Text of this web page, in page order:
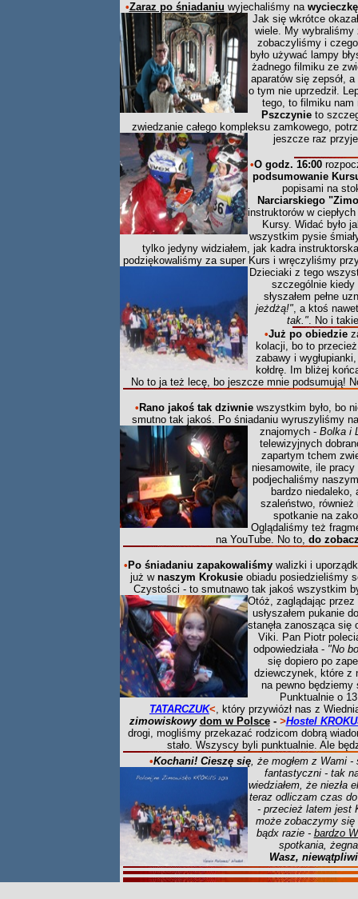
•Zaraz po śniadaniu wyjechaliśmy na
Jak się wkrótce
wiele. My
zobaczyliśmy i
było używać lampy
żadnego filmiku ze
aparatów się zepsół,
o tym nie uprzedził.
tego, to filmiku nam
Pszczynie to
zwiedzanie całego kompleksu zamkowego,
jeszcze raz
•O godz. 16:00
podsumowanie
popisami na
Narciarskiego
instruktorów w
Kursy. Widać było
wszystkim pysie
tylko jedyny widziałem, jak kadra
podziękowaliśmy za super Kurs i wręczyliśmy
Dzieciaki z tego
szczególnie kiedy
słyszałem pełne
jeżdżą!", a ktoś
tak.". No i
•Już po obiedzie
kolacji, bo to
zabawy i
kołdrę. Im bliżej
No to ja też lecę, bo jeszcze mnie podsumują!
• Rano jakoś tak dziwnie wszystkim było, bo
smutno tak jakoś. Po śniadaniu wyruszyliśmy na
znajomych - Bolka i
telewizyjnych
zapartym tchem
niesamowite, ile
podjechaliśmy
bardzo niedaleko,
szaleństwo, również
spotkanie na
Oglądaliśmy też
na YouTube. No to, do
• Po śniadaniu zapakowaliśmy walizki i
już w naszym Krokusie obiadu posiedzieliśmy
Czystości - to smutnawo tak jakoś wszystkim
Otóż, zaglądając
usłyszałem pukanie
stanęła zanosząca się
Viki. Pan Piotr
odpowiedziała - "No
się dopiero po
dziewczynek, które z
na pewno
Punktualnie o
TATARCZUK<, który przywiózł nas z
zimowiskowy dom w Polsce- >Hostel
drogi, mogliśmy przekazać rodzicom dobrą
stało. Wszyscy byli punktualnie. Ale
•Kochani! Cieszę się, że mogłem z Wami
fantastyczni - tak
wiedziałem, że niezła
teraz odliczam czas
- przecież latem jest
może zobaczymy
bądx razie - bardzo
spotkania,
Wasz,